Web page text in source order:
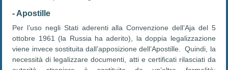
- Apostille
Per l’uso negli Stati aderenti alla Convenzione dell’Aja del 5
ottobre 1961 (la Russia ha aderito), la doppia legalizzazione
viene invece sostituita dall’apposizione dell’Apostille. Quindi, la
necessità di legalizzare documenti, atti e certificati rilasciati da